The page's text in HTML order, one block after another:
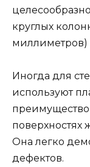
круглых
миллиметров)
Иногда для
используют
преимущество
поверхностях
Она легко
дефектов.